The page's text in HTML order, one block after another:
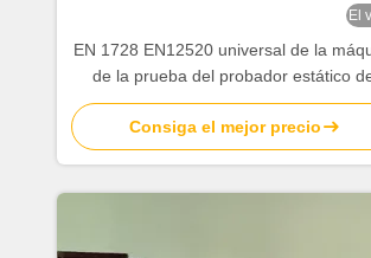
El
EN 1728 EN12520 universal de la
de la prueba del probador estático
cargamento de la silla de la máquina
prueba de la durabilidad del sofá de
asientos
Consiga el mejor precio